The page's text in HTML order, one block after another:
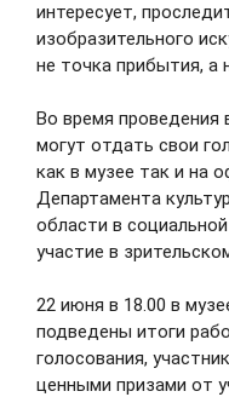
Десять
региона в этом
рублей в
13.04.2026
НОВОСТИ
АНОНСЫ
Родилась 21 ноября
области. Окончила
педагогический
профессионального
академия
специальности
управление». С 1985
интересует,
изобразительного
не точка прибытия, а
Во время проведения
могут отдать свои
как в музее так и на
Департамента
области в
участие в
22 июня в 18.00 в
подведены итоги
голосования,
ценными призами от